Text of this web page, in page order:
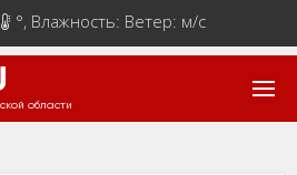
°, Влажность: Ветер: м/с
области